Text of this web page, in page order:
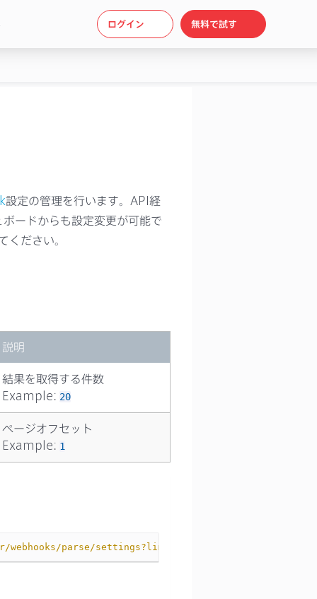
ログイン 無料で試す
設定の管理を行います。API経
ードからも設定変更が可能で
ください。
説明
結果を取得する件数
Example: 20
ページオフセット
Example: 1
webhooks/parse/settings?limit={limit}&offset={offset}